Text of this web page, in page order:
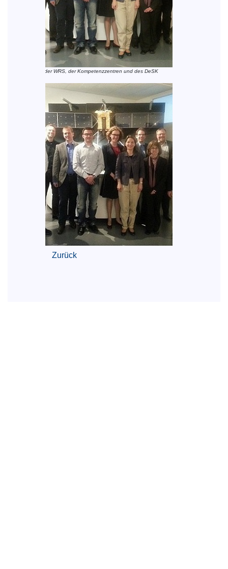
Vertreter/innen der WRS, der Kompetenzzentren und des DeSK
Zurück